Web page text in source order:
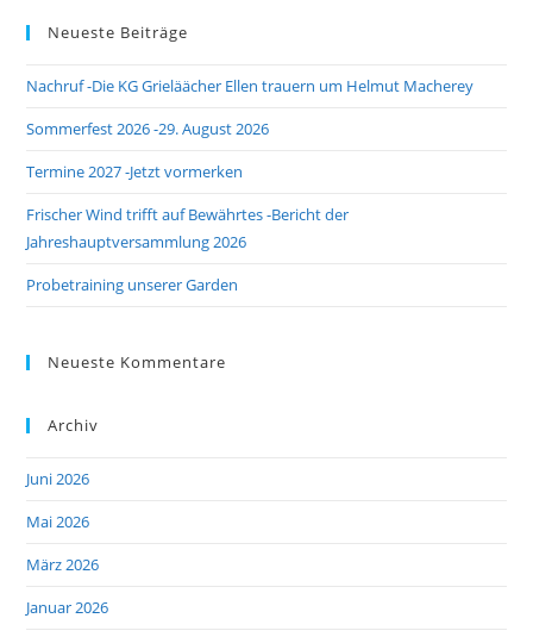
Neueste Beiträge
Nachruf -Die KG Grieläächer Ellen trauern um Helmut Macherey
Sommerfest 2026 -29. August 2026
Termine 2027 -Jetzt vormerken
Frischer Wind trifft auf Bewährtes -Bericht der
Jahreshauptversammlung 2026
Probetraining unserer Garden
Neueste Kommentare
Archiv
Juni 2026
Mai 2026
März 2026
Januar 2026